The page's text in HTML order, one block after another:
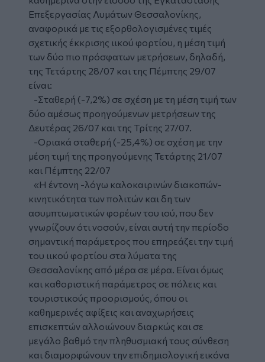
Επεξεργασίας Λυμάτων Θεσσαλονίκης,
αναφορικά με τις εξορθολογισμένες τιμές
σχετικής έκκρισης ιικού φορτίου, η μέση τιμή
των δύο πιο πρόσφατων μετρήσεων, δηλαδή,
της Τετάρτης 28/07 και της Πέμπτης 29/07
είναι:
-Σταθερή (-7,2%) σε σχέση με τη μέση τιμή των
δύο αμέσως προηγούμενων μετρήσεων της
Δευτέρας 26/07 και της Τρίτης 27/07.
-Οριακά σταθερή (-25,4%) σε σχέση με την
μέση τιμή της προηγούμενης Τετάρτης 21/07
και Πέμπτης 22/07
«Η έντονη -λόγω καλοκαιρινών διακοπών-
κινητικότητα των πολιτών και δη των
ασυμπτωματικών φορέων του ιού, που δεν
γνωρίζουν ότι νοσούν, είναι αυτή την περίοδο
σημαντική παράμετρος που επηρεάζει την τιμή
του ιικού φορτίου στα λύματα της
Θεσσαλονίκης από μέρα σε μέρα. Είναι όμως
και καθοριστική παράμετρος σε πόλεις και
τουριστικούς προορισμούς, όπου οι
καθημερινές αφίξεις και αναχωρήσεις
επισκεπτών αλλοιώνουν διαρκώς και σε
μεγάλο βαθμό την πληθυσμιακή τους σύνθεση
και διαμορφώνουν την επιδημιολογική εικόνα